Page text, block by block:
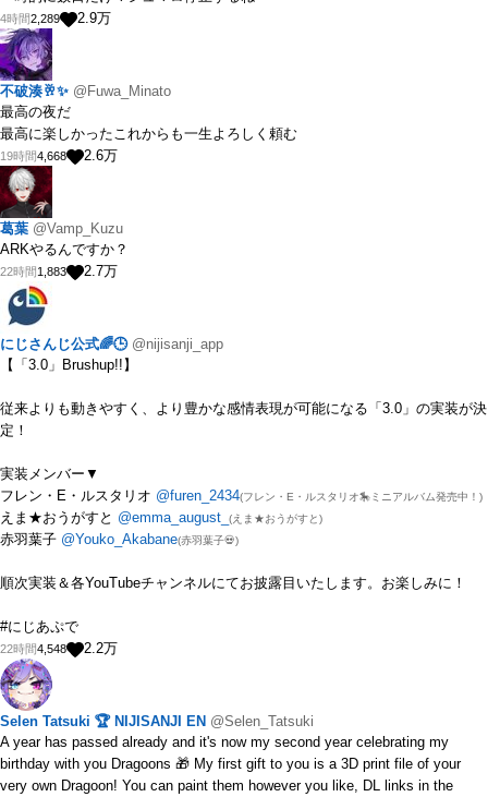
4時間2,289 2.9万
不破湊🥂✨ @Fuwa_Minato
最高の夜だ
最高に楽しかったこれからも一生よろしく頼む
19時間4,668 2.6万
葛葉 @Vamp_Kuzu
ARKやるんですか？
22時間1,883 2.7万
にじさんじ公式🌈🕒 @nijisanji_app
【「3.0」Brushup!!】
従来よりも動きやすく、より豊かな感情表現が可能になる「3.0」の実装が決
定！
実装メンバー▼
フレン・E・ルスタリオ @furen_2434(フレン・E・ルスタリオ🎠ミニアルバム発売中！)
えま★おうがすと @emma_august_ (えま★おうがすと️️)
赤羽葉子 @Youko_Akabane(赤羽葉子💀)
順次実装＆各YouTubeチャンネルにてお披露目いたします。お楽しみに！
#にじあぷで
22時間4,548 2.2万
Selen Tatsuki 🏆 NIJISANJI EN @Selen_Tatsuki
A year has passed already and it's now my second year celebrating my
birthday with you Dragoons 🎁 My first gift to you is a 3D print file of your
very own Dragoon! You can paint them however you like, DL links in the